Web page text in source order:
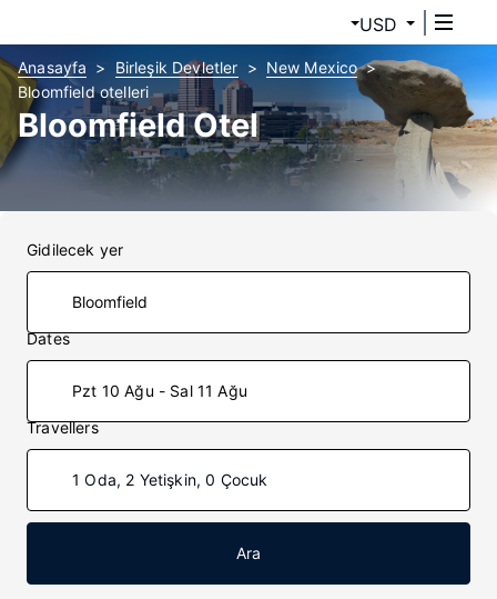
USD
Anasayfa Birleşik Devletler
New Mexico
Bloomfield otelleri
Bloomfield Otel
Gidilecek yer
Dates
Pzt 10 Ağu - Sal 11 Ağu
Travellers
1 Oda, 2 Yetişkin, 0 Çocuk
Ara